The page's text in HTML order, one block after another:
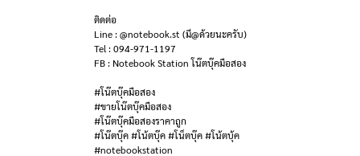
ติดต่อ
Line : @notebook.st (มี@ด้วยนะครับ)
Tel : 094-971-1197
FB : Notebook Station โน๊ตบุ๊คมือสอง
#โน๊ตบุ๊คมือสอง
#ขายโน๊ตบุ๊คมือสอง
#โน๊ตบุ๊คมือสองราคาถูก
#โน๊ตบุ๊ค #โน้ตบุ๊ค #โน็ตบุ๊ค #โน้ตบุ้ค
#notebookstation